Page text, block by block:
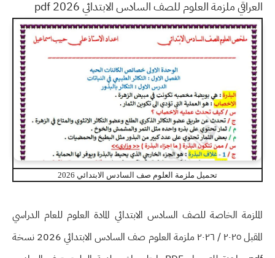
العراقي ملزمة العلوم للصف السادس الابتدائي pdf 2026
تحميل ملزمة العلوم صف السادس الابتدائي 2026
الملزمة الخاصة للصف السادس الابتدائي المادة العلوم للعام الدراسي
المقبل ٢٠٢٥ / ٢٠٢٦ ملزمة العلوم صف السادس الابتدائي 2026 نسخة